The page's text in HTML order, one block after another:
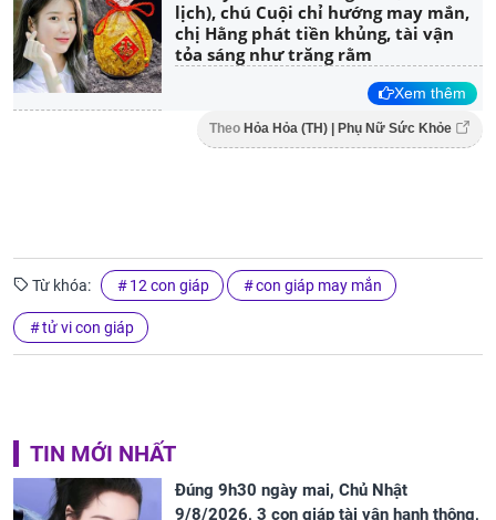
lịch), chú Cuội chỉ hướng may mắn,
chị Hằng phát tiền khủng, tài vận
tỏa sáng như trăng rằm
Xem thêm
Theo Hỏa Hỏa (TH) | Phụ Nữ Sức Khỏe
Từ khóa: 12 con giáp con giáp may mắn
tử vi con giáp
TIN MỚI NHẤT
Đúng 9h30 ngày mai, Chủ Nhật
9/8/2026, 3 con giáp tài vận hanh thông,